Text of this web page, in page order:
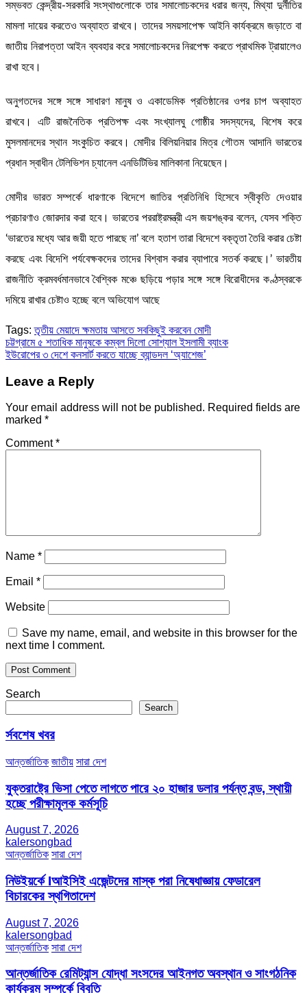
সম্ভবত কেন্দ্রীয়-সরকারি সংস্থাগুলোকে তার সমালোচকদের ধরার জন্য, মিথ্যা দুর্নীতির
মামলা দায়ের করতেও অব্যাহত রাখবে। তাদের সময়সাপেক্ষ আইনি কার্যক্রমে জড়াতে বা
জাতীয় নিরাপত্তা আইন ব্যবহার করে সমালোচকদের নিরপেক্ষ করতে প্রাথমিক ট্রায়ালেও
রাখা হবে।
অনুগতদের সঙ্গে সঙ্গে সাধারণ মানুষ ও একাডেমিক প্রতিষ্ঠানের ওপর চাপ অব্যাহত
রাখবে। এটি রাজনৈতিক প্রতিপক্ষ এবং সংখ্যালঘু গোষ্ঠীর সদস্যদের, বিশেষ করে
মুসলমানদের স্থান সংকুচিত করবে। মোদীর বিলিয়নিয়ার মিত্র গৌতম আদানি ভারতের
প্রধান স্বাধীন টেলিভিশন চ্যানেল এনডিটিভির মালিকানা নিয়েছেন।
মোদীর ভারত সম্পর্কে ধারণাকে বিদেশে জাতির প্রতিনিধি হিসেবে স্বীকৃতি দেওয়ার
প্রচারণাও জোরদার করা হবে। ভারতের পররাষ্ট্রমন্ত্রী এস জয়শঙ্কর বলেন, যেসব শক্তি
‘ভারতের মধ্যে আর জয়ী হতে পারছে না’ বলে হতাশ তারা বিদেশে বক্তৃতা তৈরি করার চেষ্টা
করছে এবং বিদেশি পর্যবেক্ষকদের তাদের বিশ্বাস করার ব্যাপারে সতর্ক করছে।’ ভারতীয়
রাজনীতি ক্রমবর্ধমানভাবে বৈশ্বিক মঞ্চে ছড়িয়ে পড়ার সঙ্গে সঙ্গে বিরোধীদের কণ্ঠস্বরকে
দমিয়ে রাখার চেষ্টাও হচ্ছে বলে অভিযোগ আছে
Tags: তৃতীয় মেয়াদে ক্ষমতায় আসতে সবকিছুই করবেন মোদী
Post
navigation
চট্টগ্রামে ৫ শতাধিক মানুষকে কম্বল দিলো সোশ্যাল ইসলামী ব্যাংক
ইউরোপের ৩ দেশে কনসার্ট করতে যাচ্ছে ব্যান্ডদল ‘অ্যাশেজ’
Leave a Reply
Your email address will not be published. Required fields are
marked *
Comment*
Name *
Email *
Website
Save my name, email, and website in this browser for the
next time I comment.
Search
Search
র্সবশেষ খবর
আন্তর্জাতিক জাতীয় সারা দেশ
যুক্তরাষ্ট্রে ভিসা পেতে লাগতে পারে ২০ হাজার ডলার পর্যন্ত বন্ড, স্থায়ী
হচ্ছে পরীক্ষামূলক কর্মসূচি
August 7, 2026
kalersongbad
আন্তর্জাতিক সারা দেশ
নিউইয়র্কে Iআইসিই এজেন্টদের মাস্ক পরা নিষেধাজ্ঞায় ফেডারেল
বিচারকের স্থগিতাদেশ
August 7, 2026
kalersongbad
আন্তর্জাতিক সারা দেশ
আন্তর্জাতিক রেমিট্যান্স যোদ্ধা সংসদের আইনগত অবস্থান ও সাংগঠনিক
কার্যক্রম সম্পর্কে বিবৃতি